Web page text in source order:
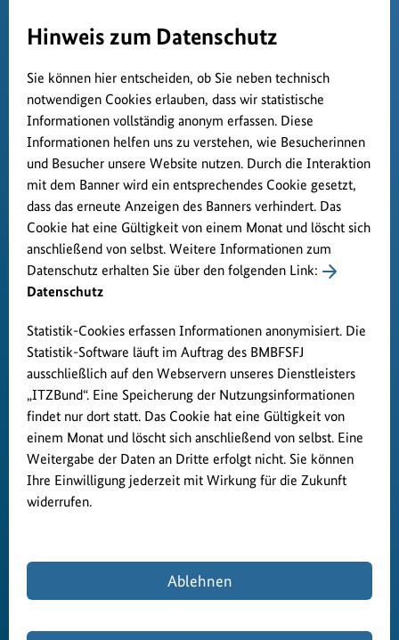
Hinweis zum Datenschutz
Sie können hier entscheiden, ob Sie neben technisch
notwendigen Cookies erlauben, dass wir statistische
Informationen vollständig anonym erfassen. Diese
Informationen helfen uns zu verstehen, wie Besucherinnen
und Besucher unsere Website nutzen. Durch die Interaktion
mit dem Banner wird ein entsprechendes Cookie gesetzt,
dass das erneute Anzeigen des Banners verhindert. Das
Cookie hat eine Gültigkeit von einem Monat und löscht sich
anschließend von selbst. Weitere Informationen zum
Datenschutz erhalten Sie über den folgenden Link:
Datenschutz
Statistik-Cookies erfassen Informationen anonymisiert. Die
Statistik-Software läuft im Auftrag des BMBFSFJ
ausschließlich auf den Webservern unseres Dienstleisters
„ITZBund“. Eine Speicherung der Nutzungsinformationen
findet nur dort statt. Das Cookie hat eine Gültigkeit von
einem Monat und löscht sich anschließend von selbst. Eine
Weitergabe der Daten an Dritte erfolgt nicht. Sie können
Ihre Einwilligung jederzeit mit Wirkung für die Zukunft
widerrufen.
Ablehnen